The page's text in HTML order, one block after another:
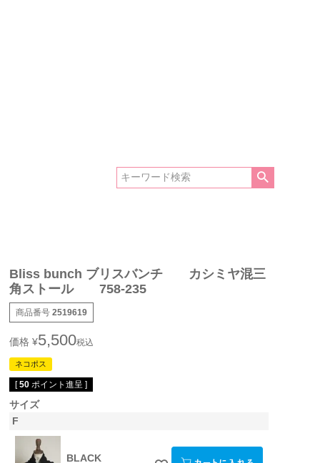
Bliss bunch ブリスバンチ カシミヤ混三
角ストール 758-235
商品番号 2519619
価格 ¥5,500税込
ネコポス
[ 50 ポイント進呈 ]
サイズ
F
BLACK